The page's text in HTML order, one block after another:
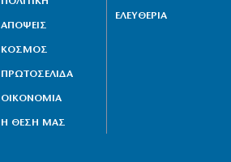
ΑΠΟΨΕΙΣ
ΚΟΣΜΟΣ
ΠΡΩΤΟΣΕΛΙΔΑ
ΟΙΚΟΝΟΜΙΑ
Η ΘΕΣΗ ΜΑΣ
ΕΛΕΥΘΕΡΙΑ